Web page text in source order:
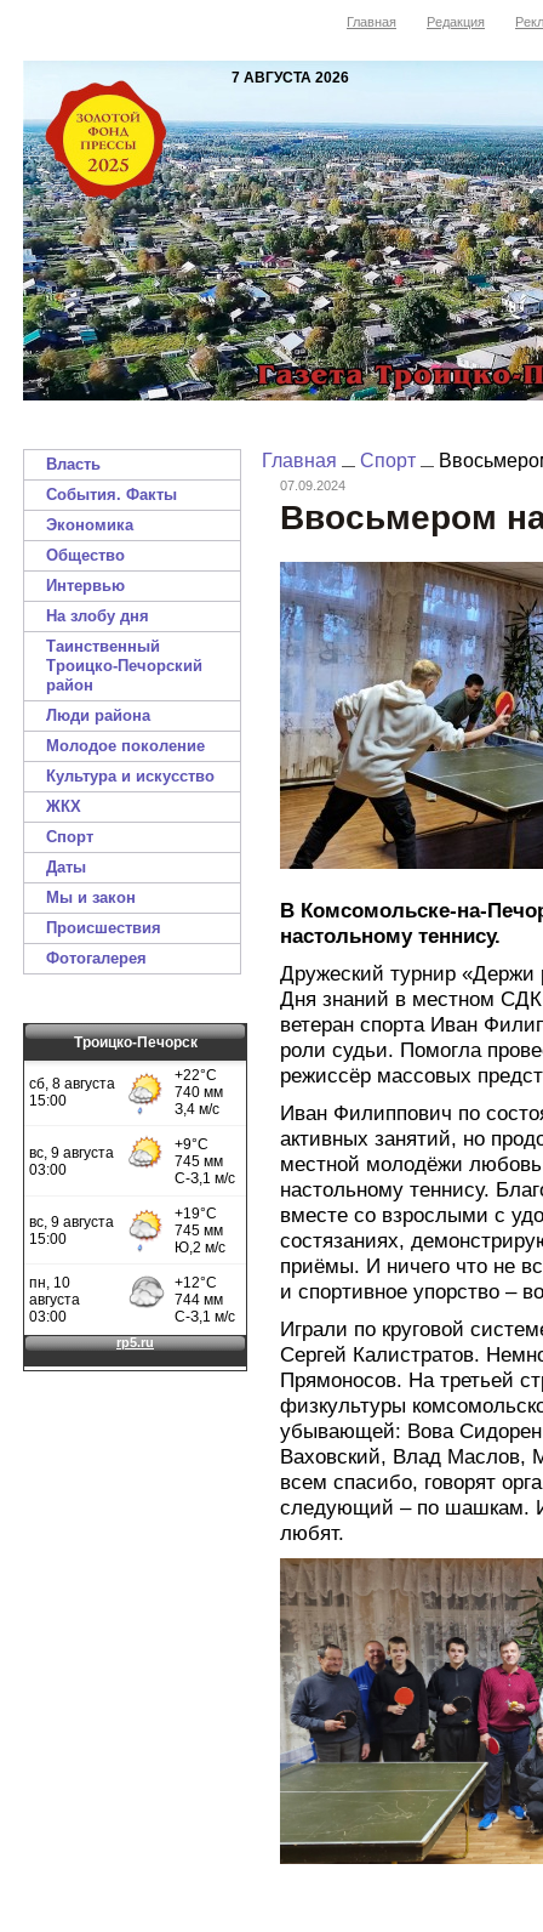
Главная Редакция
7 АВГУСТА 2026
Власть
События. Факты
Экономика
Общество
Интервью
На злобу дня
Таинственный
Троицко-Печорский
район
Люди района
Молодое поколение
Культура и искусство
ЖКХ
Спорт
Даты
Мы и закон
Происшествия
Фотогалерея
Троицко-Печорск
Главная Спорт
07.09.2024
Ввосьмером
В Комсомольске-на-
настольному теннису.
Дружеский турнир «Держи
Дня знаний в местном
ветеран спорта Иван
роли судьи. Помогла
режиссёр массовых
Иван Филиппович по
активных занятий, но
местной молодёжи
настольному теннису.
вместе со взрослыми с
состязаниях,
приёмы. И ничего что не
и спортивное упорство –
Играли по круговой
Сергей Калистратов.
Прямоносов. На третьей
физкультуры
убывающей: Вова
Ваховский, Влад Маслов,
всем спасибо, говорят
следующий – по шашкам.
любят.